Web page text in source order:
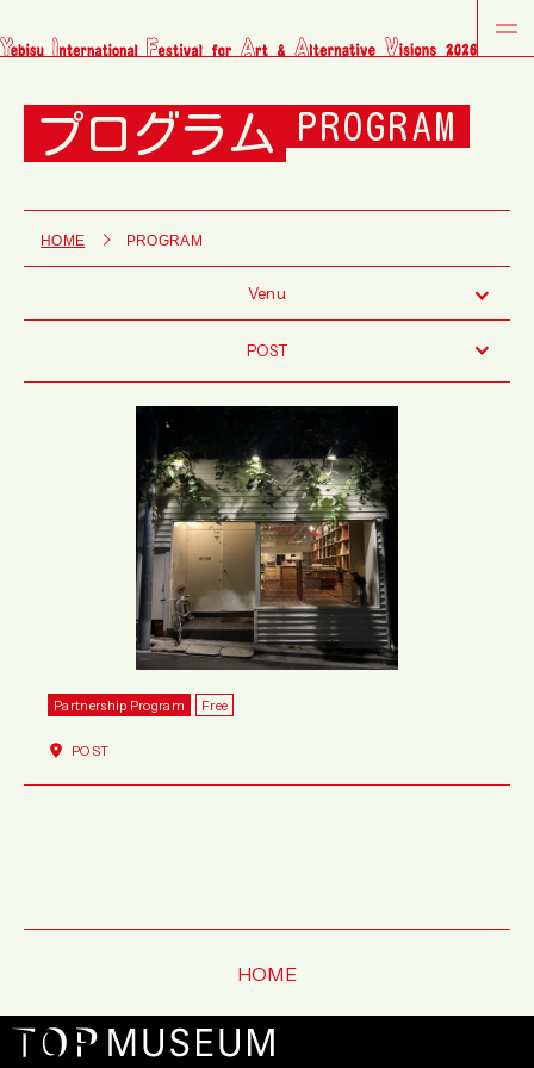
プログラム PROGRAM
HOME PROGRAM
Venu
POST
Partnership Program Free
POST
HOME